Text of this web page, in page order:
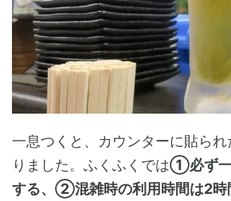
一息つくと、カウンターに貼られ
りました。ふくふくでは①必ず一
する、②混雑時の利用時間は2